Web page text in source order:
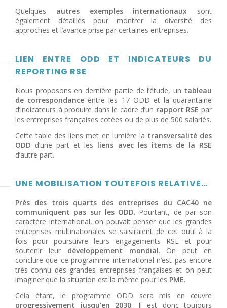
Quelques autres exemples internationaux sont
également détaillés pour montrer la diversité des
approches et l’avance prise par certaines entreprises.
LIEN ENTRE ODD ET INDICATEURS DU
REPORTING RSE
Nous proposons en dernière partie de l’étude, un tableau
de correspondance entre les 17 ODD et la quarantaine
d’indicateurs à produire dans le cadre d’un rapport RSE par
les entreprises françaises cotées ou de plus de 500 salariés.
Cette table des liens met en lumière la transversalité des
ODD d’une part et les liens avec les items de la RSE
d’autre part.
UNE MOBILISATION TOUTEFOIS RELATIVE…
Près des trois quarts des entreprises du CAC40 ne
communiquent pas sur les ODD. Pourtant, de par son
caractère international, on pouvait penser que les grandes
entreprises multinationales se saisiraient de cet outil à la
fois pour poursuivre leurs engagements RSE et pour
soutenir leur développement mondial. On peut en
conclure que ce programme international n’est pas encore
très connu des grandes entreprises françaises et on peut
imaginer que la situation est la même pour les PME.
Cela étant, le programme ODD sera mis en œuvre
progressivement jusqu’en 2030. Il est donc toujours